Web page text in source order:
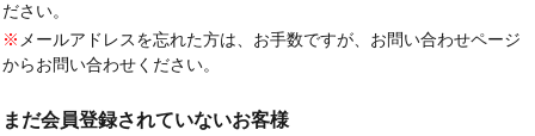
ださい。
※ メールアドレスを忘れた方は、お手数ですが、お問い合わせページ
からお問い合わせください。
まだ会員登録されていないお客様